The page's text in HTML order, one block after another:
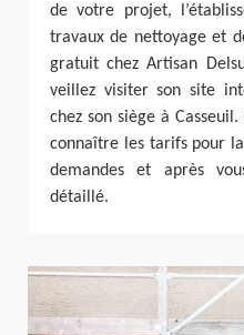
de votre projet,
travaux de nettoyage et
gratuit chez Artisan
veillez visiter son site
chez son siège à
connaître les tarifs pour
demandes et après
détaillé.